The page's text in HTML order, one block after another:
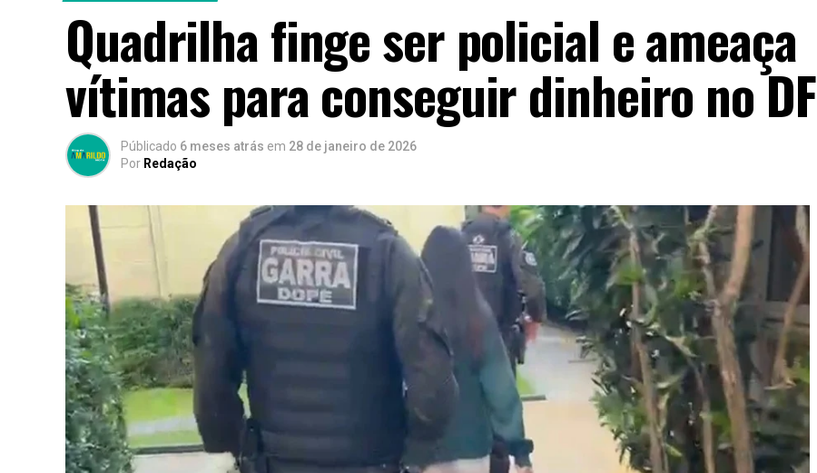
Quadrilha finge ser policial e ameaça
vítimas para conseguir dinheiro no DF
Públicado 6 meses atrás em 28 de janeiro de 2026
Por Redação